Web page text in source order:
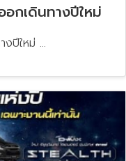
อกเดินทางปีใหม่
งปีใหม่ ...